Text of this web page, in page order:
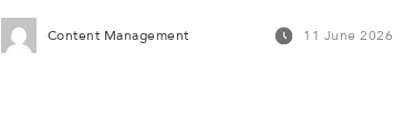
2026 bertepatan dengan 1 Muharam Tahun
Baru Islam 1448 Hijriah. Berikut penyesuaian
Content Management 11 June 2026